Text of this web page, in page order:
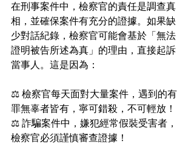
在刑事案件中，檢察官的責任是調查真
相，並確保案件有充分的證據。如果缺
少對話紀錄，檢察官可能會基於「無法
證明被告所述為真」的理由，直接起訴
當事人。這是因為：
⚖️ 檢察官每天面對大量案件，遇到的有
罪無辜者皆有，寧可錯殺，不可輕放！
⚖️ 詐騙案件中，嫌犯經常假裝受害者，
檢察官必須謹慎審查證據！